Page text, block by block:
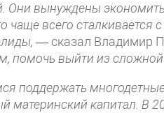
Они вынуждены
чаще всего
— сказал Владимир
помочь выйти из
поддержать
капитал. В